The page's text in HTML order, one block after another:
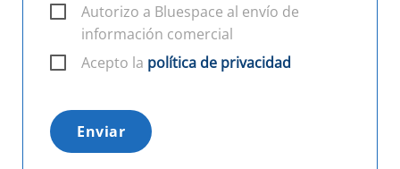
Autorizo a Bluespace al envío de
información comercial
Acepto la política de privacidad
Enviar